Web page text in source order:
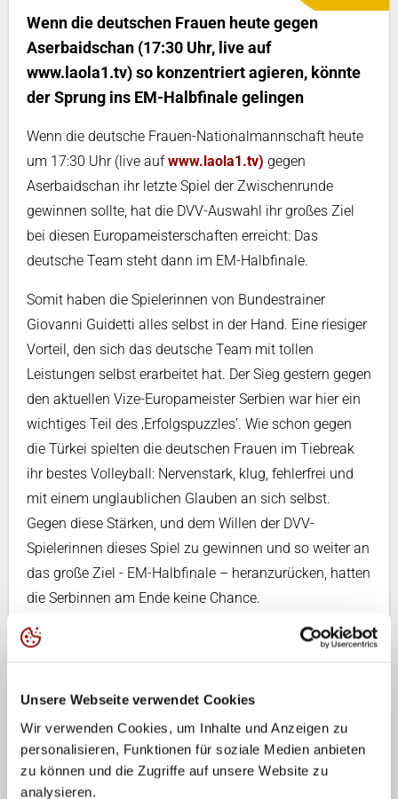
Unsere Webseite verwendet Cookies
Wir verwenden Cookies, um Inhalte und Anzeigen zu
personalisieren, Funktionen für soziale Medien anbieten
zu können und die Zugriffe auf unsere Website zu
analysieren.
Wenn die deutschen Frauen heute gegen
Aserbaidschan (17:30 Uhr, live auf
www.laola1.tv) so konzentriert agieren, könnte
der Sprung ins EM-Halbfinale gelingen
Wenn die deutsche Frauen-Nationalmannschaft heute
um 17:30 Uhr (live aufwww.laola1.tv) gegen
Aserbaidschan ihr letzte Spiel der Zwischenrunde
gewinnen sollte, hat die DVV-Auswahl ihr großes Ziel
bei diesen Europameisterschaften erreicht: Das
deutsche Team steht dann im EM-Halbfinale.
Somit haben die Spielerinnen von Bundestrainer
Giovanni Guidetti alles selbst in der Hand. Eine riesiger
Vorteil, den sich das deutsche Team mit tollen
Leistungen selbst erarbeitet hat. Der Sieg gestern gegen
den aktuellen Vize-Europameister Serbien war hier ein
wichtiges Teil des ‚Erfolgspuzzles’. Wie schon gegen
die Türkei spielten die deutschen Frauen im Tiebreak
ihr bestes Volleyball: Nervenstark, klug, fehlerfrei und
mit einem unglaublichen Glauben an sich selbst.
Gegen diese Stärken, und dem Willen der DVV-
Spielerinnen dieses Spiel zu gewinnen und so weiter an
das große Ziel - EM-Halbfinale – heranzurücken, hatten
die Serbinnen am Ende keine Chance.
Auch wenn die Leistung der DVV-Auswahl
Serbien im Spiel zuvor (15 Uhr) gegen die bereits fürs
Halbfinale qualifizierten Italienerinnen gewinnen oder
den Türkinnen ein glatter Sieg gegen die Tschechische